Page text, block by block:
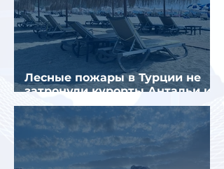
Лесные пожары в Турции не
затронули курорты Антальи и
Муглы